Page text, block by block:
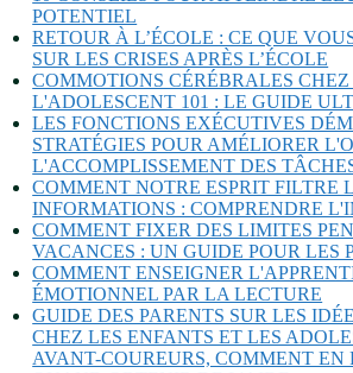
POTENTIEL
RETOUR À L’ÉCOLE : CE QUE
SUR LES CRISES APRÈS L’ÉCOLE
COMMOTIONS CÉRÉBRALES
L'ADOLESCENT 101 : LE GUIDE
LES FONCTIONS EXÉCUTIVES
STRATÉGIES POUR AMÉLIORER
L'ACCOMPLISSEMENT DES
COMMENT NOTRE ESPRIT FILTRE
INFORMATIONS : COMPRENDRE
COMMENT FIXER DES LIMITES
VACANCES : UN GUIDE POUR LES
COMMENT ENSEIGNER
ÉMOTIONNEL PAR LA LECTURE
GUIDE DES PARENTS SUR LES
CHEZ LES ENFANTS ET LES
AVANT-COUREURS, COMMENT EN